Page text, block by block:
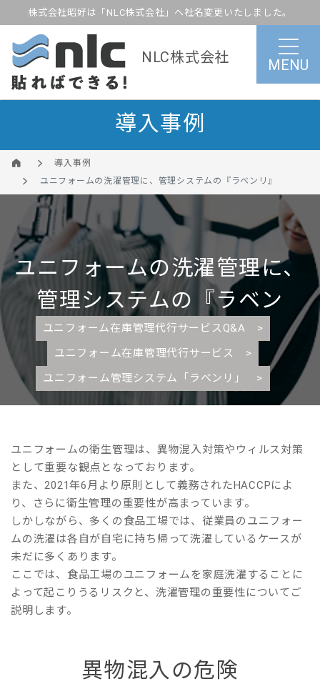
株式会社昭好は「NLC株式会社」へ社名変更いたしました。
NLC株式会社 MENU
導入事例
導入事例
ユニフォームの洗濯管理に、管理システムの『ラベンリ』
ユニフォームの洗濯管理に、
管理システムの『ラベン
リ』
ユニフォーム在庫管理代行サービスQ&A >
ユニフォーム在庫管理代行サービス >
ユニフォーム管理システム「ラベンリ」 >
ユニフォームの衛生管理は、異物混入対策やウィルス対策
として重要な観点となっております。
また、2021年6月より原則として義務されたHACCPによ
り、さらに衛生管理の重要性が高まっています。
しかしながら、多くの食品工場では、従業員のユニフォー
ムの洗濯は各自が自宅に持ち帰って洗濯しているケースが
未だに多くあります。
ここでは、食品工場のユニフォームを家庭洗濯することに
よって起こりうるリスクと、洗濯管理の重要性についてご
説明します。
異物混入の危険